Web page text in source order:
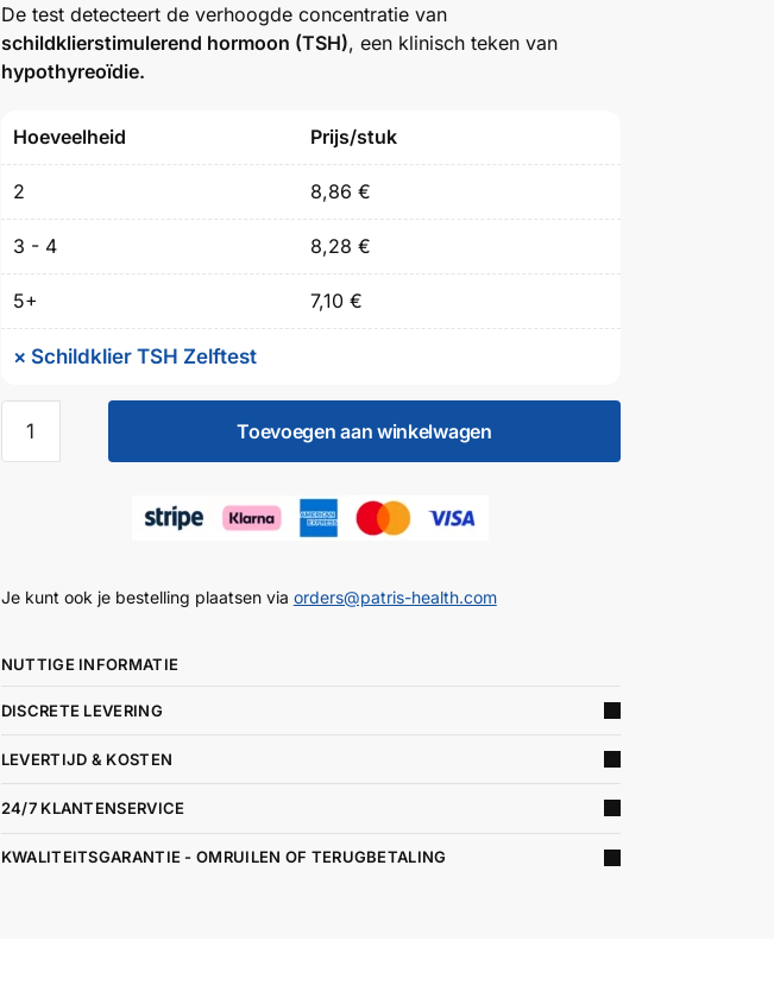
De test detecteert de verhoogde concentratie van
schildklierstimulerend hormoon (TSH), een klinisch teken van
hypothyreoïdie.
Hoeveelheid Prijs/stuk
2 8,86€
3 - 4 8,28€
5+ 7,10€
× Schildklier TSH Zelftest
Toevoegen aan winkelwagen
Je kunt ook je bestelling plaatsen via orders@patris-health.com
NUTTIGE INFORMATIE
DISCRETE LEVERING
LEVERTIJD & KOSTEN
24/7 KLANTENSERVICE
KWALITEITSGARANTIE - OMRUILEN OF TERUGBETALING